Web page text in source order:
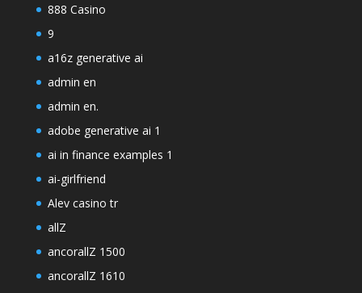
888 Casino
9
a16z generative ai
admin en
admin en.
adobe generative ai 1
ai in finance examples 1
ai-girlfriend
Alev casino tr
allZ
ancorallZ 1500
ancorallZ 1610